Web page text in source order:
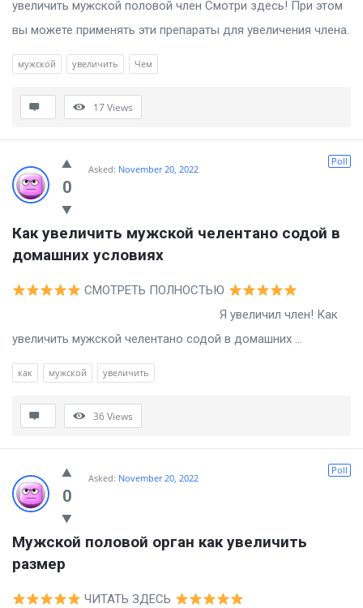
увеличить мужской половой член Смотри здесь! При этом
вы можете применять эти препараты для увеличения члена.
мужской увеличить Чем
17Views
0
Poll
Asked: November 20, 2022
Как увеличить мужской челентано содой в
домашних условиях
СМОТРЕТЬ ПОЛНОСТЬЮ
Я увеличил член! Как
увеличить мужской челентано содой в домашних ...
как мужской увеличить
36Views
0
Poll
Asked: November 20, 2022
Мужской половой орган как увеличить
размер
ЧИТАТЬ ЗДЕСЬ